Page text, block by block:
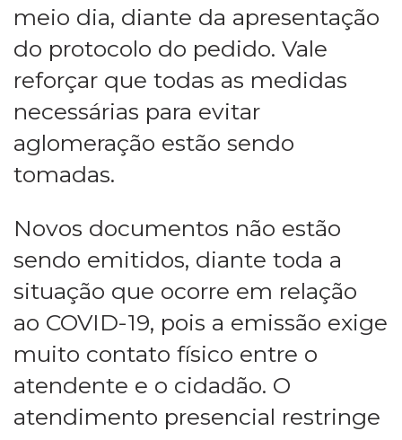
meio dia, diante da apresentação
do protocolo do pedido. Vale
reforçar que todas as medidas
necessárias para evitar
aglomeração estão sendo
tomadas.
Novos documentos não estão
sendo emitidos, diante toda a
situação que ocorre em relação
ao COVID-19, pois a emissão exige
muito contato físico entre o
atendente e o cidadão. O
atendimento presencial restringe